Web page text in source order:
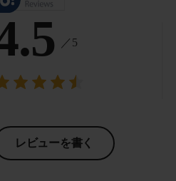
／5
レビューを書く